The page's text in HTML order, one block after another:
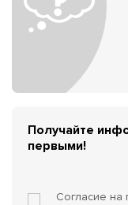
Получайте
первыми!
Согласие на